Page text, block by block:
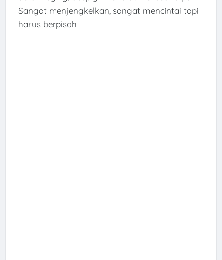
Sangat menjengkelkan, sangat mencintai tapi
harus berpisah